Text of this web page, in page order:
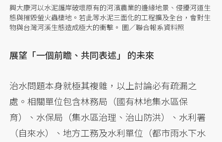
興大康河以水泥護岸破壞原有的河濱農業的邊緣地景、侵擾河道生
態與摧毀螢火蟲棲地。若此等水泥三面化的工程擴及全台，會對生
物與台灣河溪生態造成極大的衝擊。 圖／聯合報系資料照
展望「一個前瞻、共同表述」 的未來
治水問題本身就極其複雜，以上討論必有疏漏之
處。相關單位包含林務局（國有林地集水區保
育）、水保局（集水區治理、治山防洪）、水利署
（自來水）、地方工務及水利單位（都市雨水下水